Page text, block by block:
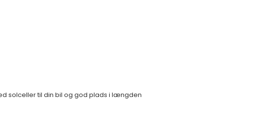
solceller til din bil og god plads i længden